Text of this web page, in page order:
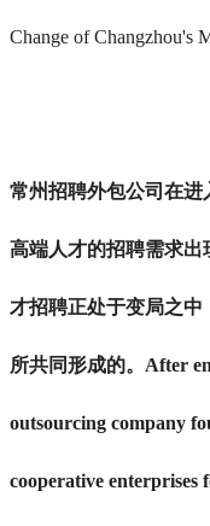
Change of Changzhou's
常州招聘外包公司在进
高端人才的招聘需求出
才招聘正处于变局之
所共同形成的。After
outsourcing company
cooperative enterprises